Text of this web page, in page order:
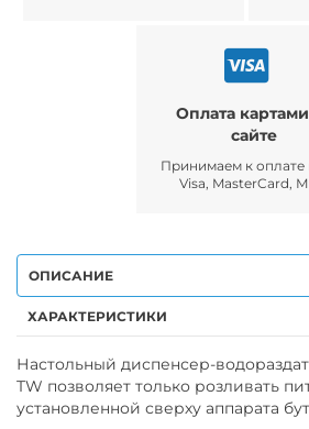
Оплата
сайте
Принимаем к оплате
Visa, MasterCard,
ОПИСАНИЕ
ХАРАКТЕРИСТИКИ
Настольный диспенсер-
TW позволяет только розливать
установленной сверху аппарата